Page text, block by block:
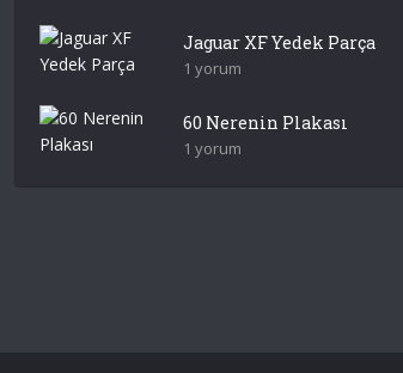
Jaguar XF Yedek Parça
1 yorum
60 Nerenin Plakası
1 yorum